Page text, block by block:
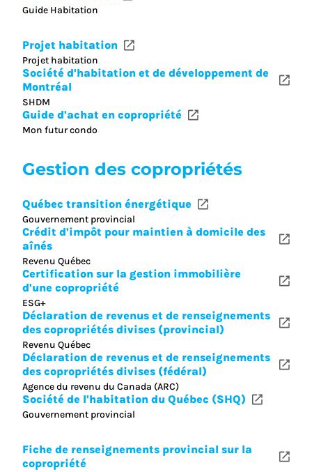
Guide Habitation
Projet habitation
Projet habitation
Société d'habitation et de développement de
Montréal
SHDM
Guide d'achat en copropriété
Mon futur condo
Gestion des copropriétés
Québec transition énergétique
Gouvernement provincial
Crédit d'impôt pour maintien à domicile des
aînés
Revenu Québec
Certification sur la gestion immobilière
d'une copropriété
ESG+
Déclaration de revenus et de renseignements
des copropriétés divises (provincial)
Revenu Québec
Déclaration de revenus et de renseignements
des copropriétés divises (fédéral)
Agence du revenu du Canada (ARC)
Société de l'habitation du Québec (SHQ)
Gouvernement provincial
Fiche de renseignements provincial sur la
copropriété